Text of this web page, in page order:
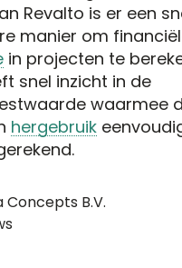
Revalto is er een
manier om
in projecten te
snel inzicht in de
waarmee
hergebruik
Concepts B.V.